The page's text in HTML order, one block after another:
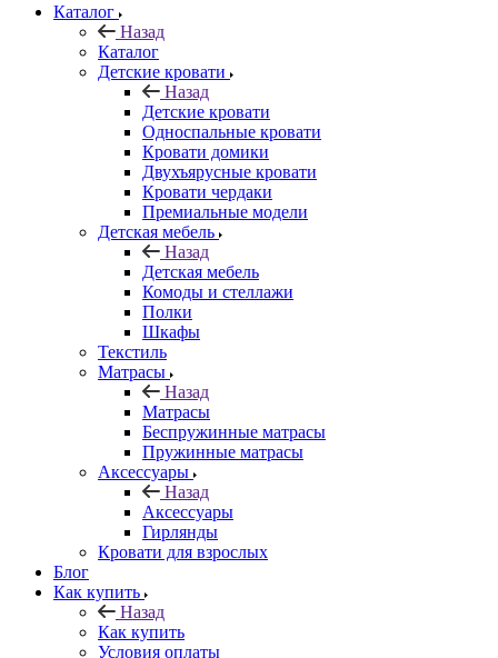
Каталог
Назад
Каталог
Детские кровати
Назад
Детские кровати
Односпальные кровати
Кровати домики
Двухъярусные кровати
Кровати чердаки
Премиальные модели
Детская мебель
Назад
Детская мебель
Комоды и стеллажи
Полки
Шкафы
Текстиль
Матрасы
Назад
Матрасы
Беспружинные матрасы
Пружинные матрасы
Аксессуары
Назад
Аксессуары
Гирлянды
Кровати для взрослых
Блог
Как купить
Назад
Как купить
Условия оплаты